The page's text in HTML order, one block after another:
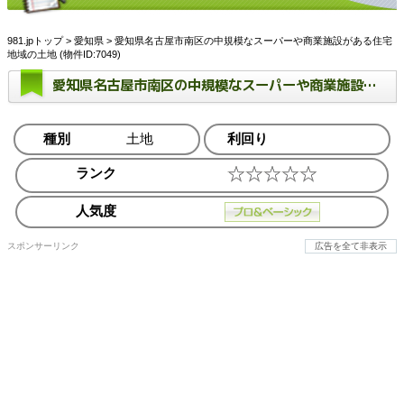
981.jpトップ> 愛知県 > 愛知県名古屋市南区の中規模なスーパーや商業施設がある住宅
地域の土地 (物件ID:7049)
愛知県名古屋市南区の中規模なスーパーや商業施設がある住宅地域の土地
種別 土地 利回り
ランク
人気度
スポンサーリンク 広告を全て非表示